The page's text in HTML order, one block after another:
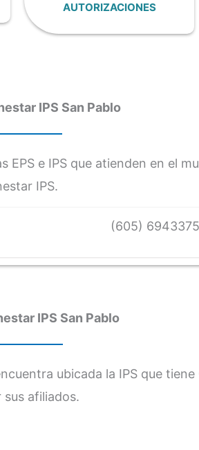
AUTORIZACIONES
IPS San Pablo
e IPS que atienden en el
IPS.
(605)
IPS San Pablo
ubicada la IPS que
sus afiliados.